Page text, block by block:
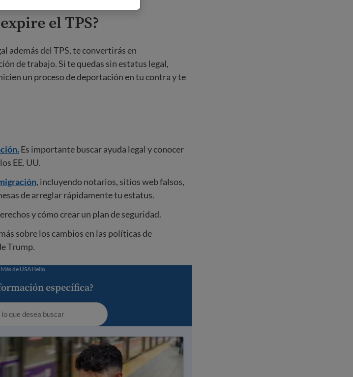
el TPS?
además del TPS, te convertirás en
de trabajo. Si te quedas sin estatus legal,
un proceso de deportación en tu contra y te
Es importante buscar ayuda legal y conocer
EE. UU.
, incluyendo notarios, sitios web falsos,
de arreglar rápidamente tu estatus.
y cómo crear un plan de seguridad.
sobre los cambios en las políticas de
Trump.
Más de USAHello
específica?